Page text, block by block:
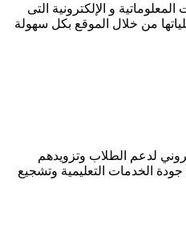
و الإلكترونية التى
من خلال الموقع بكل سهولة
لدعم الطلاب وتزويدهم
جودة الخدمات التعليمية وتشجيع